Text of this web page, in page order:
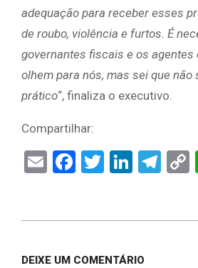
adequação para receber esses
de roubo, violência e furtos. É
governantes fiscais e os agentes
olhem para nós, mas sei que não
prático“, finaliza o executivo.
Compartilhar:
EmailFacebook
Twitter
DEIXE UM COMENTÁRIO